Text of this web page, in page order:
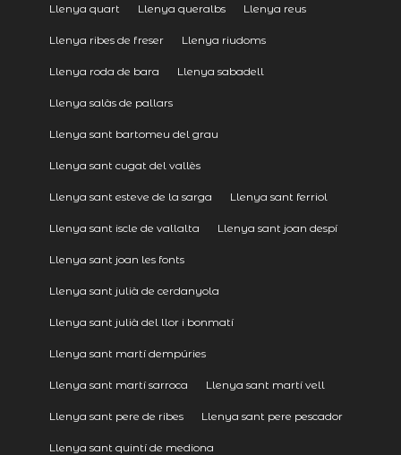
Llenya quart Llenya queralbs Llenya reus
Llenya ribes de freser Llenya riudoms
Llenya roda de bara Llenya sabadell
Llenya salàs de pallars
Llenya sant bartomeu del grau
Llenya sant cugat del vallès
Llenya sant esteve de la sarga Llenya sant ferriol
Llenya sant iscle de vallalta Llenya sant joan despí
Llenya sant joan les fonts
Llenya sant julià de cerdanyola
Llenya sant julià del llor i bonmatí
Llenya sant martí dempúries
Llenya sant martí sarroca Llenya sant martí vell
Llenya sant pere de ribes Llenya sant pere pescador
Llenya sant quintí de mediona